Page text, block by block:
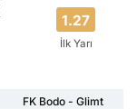
1.27
İlk Yarı
FK Bodo - Glimt